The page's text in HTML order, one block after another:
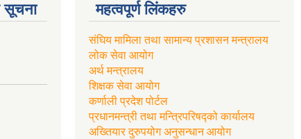
सूचना महत्वपूर्ण लिंकहरु
संघिय मामिला तथा सामान्य प्रशासन मन्त्रालय
लोक सेवा आयोग
अर्थ मन्त्रालय
शिक्षक सेवा आयोग
कर्णाली प्रदेश पोर्टल
प्रधानमन्त्री तथा मन्त्रिपरिषद्को कार्यालय
अख्तियार दुरुपयोग अनुसन्धान आयोग